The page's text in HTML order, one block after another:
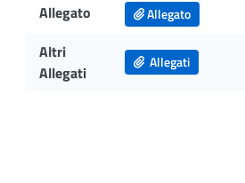
Allegato Allegato
Altri
Allegati
Allegati